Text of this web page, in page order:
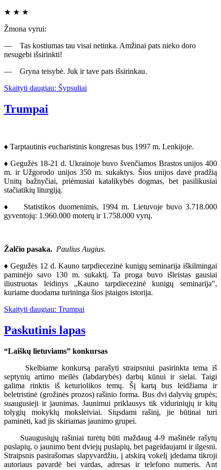
★ ★ ★
Žmona vyrui:
— Tas kostiumas tau visai netinka. Amžinai pats nieko doro
nesugebi išsirinkti!
— Gryna teisybė. Juk ir tave pats išsirinkau.
Skaityti daugiau: Šypsuliai
Trumpai
♦ Tarptautinis eucharistinis kongresas bus 1997 m. Lenkijoje.
♦ Gegužės 18-21 d. Ukrainoje buvo švenčiamos Brastos unijos 400
m. ir Užgorodo unijos 350 m. sukaktys. Šios unijos davė pradžią
Unitų bažnyčiai, priėmusiai katalikybės dogmas, bet pasilikusiai
stačiatikių liturgiją.
♦ Statistikos duomenimis, 1994 m. Lietuvoje buvo 3.718.000
gyventojų: 1.960.000 moterų ir 1.758.000 vyrų.
Žalčio pasaka. Paulius Augius.
♦ Gegužės 12 d. Kauno tarpdiecezinė kunigų seminarija iškilmingai
paminėjo savo 130 m. sukaktį. Ta proga buvo išleistas gausiai
iliustruotas leidinys „Kauno tarpdiecezinė kunigų seminarija”,
kuriame duodama turininga šios įstaigos istorija.
Skaityti daugiau: Trumpai
Paskutinis lapas
“Laiškų lietuviams” konkursas
Skelbiame konkursą parašyti straipsniui pasirinkta tema iš
septynių artimo meilės (labdarybės) darbų kūnui ir sielai. Taigi
galima rinktis iš keturiolikos temų. Šį kartą bus leidžiama ir
beletristinė (grožinės prozos) rašinio forma. Bus dvi dalyvių grupės;
suaugusieji ir jaunimas. Jaunimui priklausys tik viduriniųjų ir kitų
tolygių mokyklų moksleiviai. Siųsdami rašinį, jie būtinai turi
paminėti, kad jis skiriamas jaunimo grupei.
Suaugusiųjų rašiniai turėtų būti maždaug 4-9 mašinėle rašytų
puslapių, o jaunimo bent dviejų puslapių, bet pageidaujami ir ilgesni.
Straipsnis pasirašomas slapyvardžiu, į atskirą vokelį įdedama tikroji
autoriaus pavardė bei vardas, adresas ir telefono numeris. Ant